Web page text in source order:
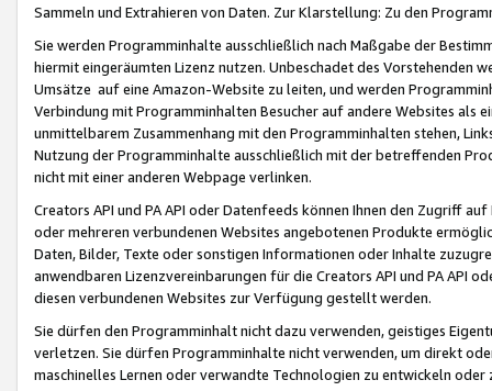
Sammeln und Extrahieren von Daten. Zur Klarstellung: Zu den
Sie werden Programminhalte ausschließlich nach Maßgabe der
hiermit eingeräumten Lizenz nutzen. Unbeschadet des Vorstehenden
Umsätze auf eine Amazon-Website zu leiten, und werden
Verbindung mit Programminhalten Besucher auf andere Websites als
unmittelbarem Zusammenhang mit den Programminhalten stehen,
Nutzung der Programminhalte ausschließlich mit der betreffenden
nicht mit einer anderen Webpage verlinken.
Creators API und PA API oder Datenfeeds können Ihnen den Zugriff
oder mehreren verbundenen Websites angebotenen Produkte
Daten, Bilder, Texte oder sonstigen Informationen oder Inhalte
anwendbaren Lizenzvereinbarungen für die Creators API und PA API
diesen verbundenen Websites zur Verfügung gestellt werden.
Sie dürfen den Programminhalt nicht dazu verwenden, geistiges
verletzen. Sie dürfen Programminhalte nicht verwenden, um direkt
maschinelles Lernen oder verwandte Technologien zu entwickeln